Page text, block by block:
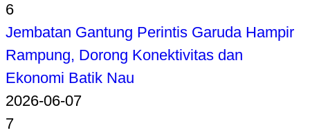
6
Jembatan Gantung Perintis Garuda Hampir
Rampung, Dorong Konektivitas dan
Ekonomi Batik Nau
2026-06-07
7